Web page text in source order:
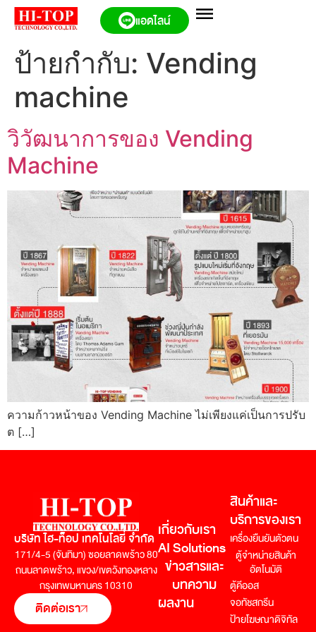
แอดไลน์
ป้ายกำกับ: Vending
machine
วิวัฒนาการของ Vending
Machine
ความก้าวหน้าของ Vending Machine ไม่เพียงแค่เป็นการปรับ
ต […]
บริษัท ไฮ-ท็อป เทคโนโลยี่ จำกัด
171/4-5 (จันทิมา) ซอยลาดพร้าว 80
ถนนลาดพร้าว,แขวง/เขตวังทองหลาง
กรุงเทพมหานคร 10310
ติดต่อเรา
เกี่ยวกับเรา
AI Solutions
ข่าวสารและ
บทความ
ผลงาน
สินค้าและ
บริการของเรา
เครื่องยืนยันตัวตน
ตู้จำหน่ายสินค้า
อัตโนมัติ
ตู้คีออส
จอทัชสกรีน
ป้ายโฆษณาดิจิทัล